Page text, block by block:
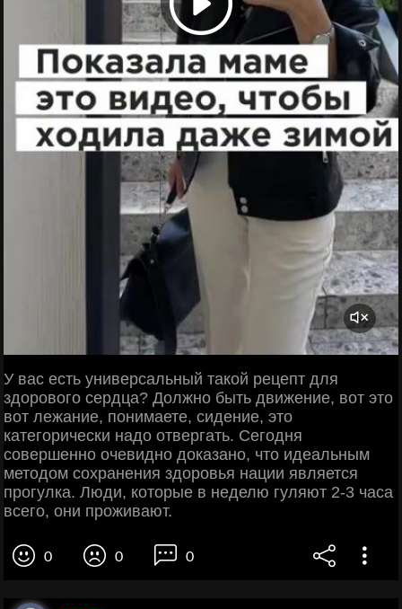
У вас есть универсальный такой рецепт для
здорового сердца? Должно быть движение, вот это
вот лежание, понимаете, сидение, это
категорически надо отвергать. Сегодня
совершенно очевидно доказано, что идеальным
методом сохранения здоровья нации является
прогулка. Люди, которые в неделю гуляют 2-3 часа
всего, они проживают.
0 0 0